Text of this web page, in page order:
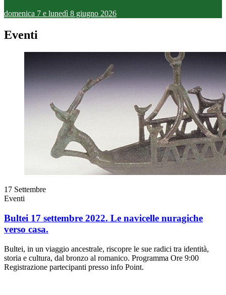
domenica 7 e lunedì 8 giugno 2026
Eventi
17 Settembre
Eventi
Bultei 17 settembre 2022. Le navicelle nuragiche
verso casa.
Bultei, in un viaggio ancestrale, riscopre le sue radici tra identità,
storia e cultura, dal bronzo al romanico. Programma Ore 9:00
Registrazione partecipanti presso info Point.